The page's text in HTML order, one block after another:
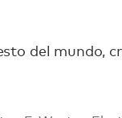
del mundo,